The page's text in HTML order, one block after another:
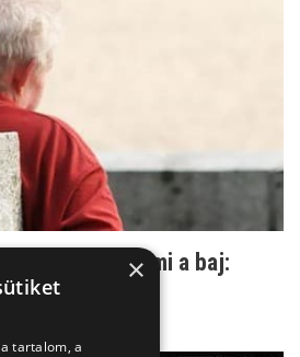
mondja meg, mi a baj:
×
tartalom, a